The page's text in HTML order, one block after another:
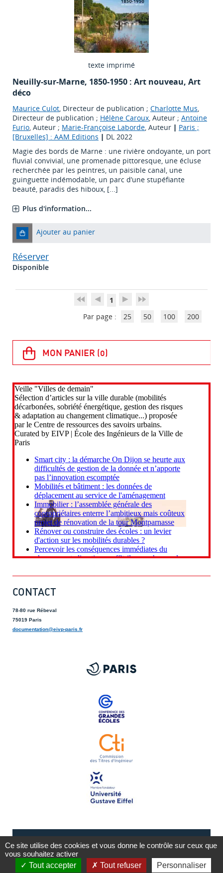
texte imprimé
Neuilly-sur-Marne, 1850-1950 : Art nouveau, Art
déco
Maurice Culot, Directeur de publication ; Charlotte Mus,
Directeur de publication ; Hélène Caroux, Auteur ; Antoine
Furio, Auteur ; Marie-Françoise Laborde, Auteur | Paris ;
[Bruxelles] : AAM Editions | DL 2022
Magie des bords de Marne : une rivière ondoyante, un port
fluvial convivial, une promenade pittoresque, une écluse
recherchée par les peintres, un paisible canal, une
guinguette indémodable, un parc d’une stupéfiante
beauté, paradis des hiboux, [...]
Plus d'information...
Ajouter au panier
Réserver
Disponible
1
Par page :
25 50 100 200
CONTACT
78-80 rue Rébeval
75019 Paris
documentation@eivp-paris.fr
Mentions légales Plan du site
Ce site utilise des cookies et vous donne le contrôle sur ceux que
vous souhaitez activer
Tout accepter
Tout refuser Personnaliser